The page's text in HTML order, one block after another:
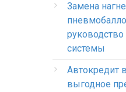
Замена
системы
Автокредит
выгодное